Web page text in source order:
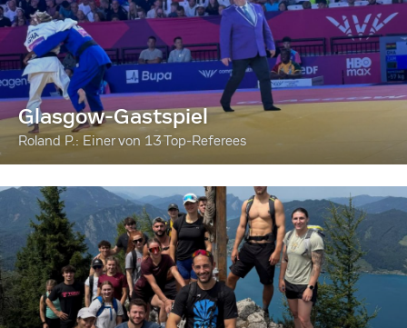
Glasgow-Gastspiel
Roland P.: Einer von 13 Top-Referees